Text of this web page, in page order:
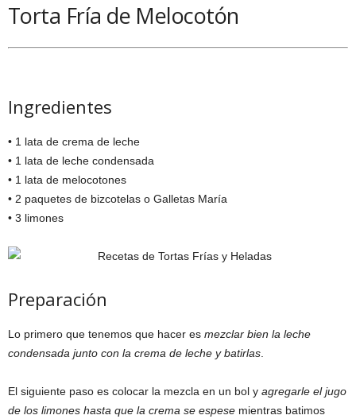
Torta Fría de Melocotón
Ingredientes
• 1 lata de crema de leche
• 1 lata de leche condensada
• 1 lata de melocotones
• 2 paquetes de bizcotelas o Galletas María
• 3 limones
Preparación
Lo primero que tenemos que hacer es mezclar bien la leche
condensada junto con la crema de leche y batirlas
El siguiente paso es colocar la mezcla en un bol y agregarle el jugo
de los limones hasta que la crema se espese mientras batimos